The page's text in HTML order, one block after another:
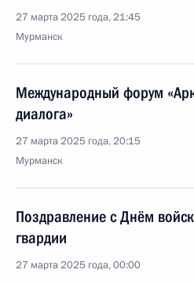
27 марта 2025 года, 21:45
Мурманск
Международный форум
диалога»
27 марта 2025 года, 20:15
Мурманск
Поздравление с Днём
гвардии
27 марта 2025 года, 00:00